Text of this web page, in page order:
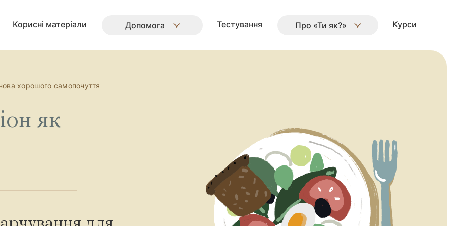
Корисні матеріали Допомога Тестування Про «Ти як?» Курси
хорошого самопочуття
як